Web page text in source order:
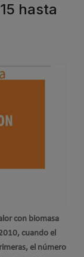
hasta
con biomasa
cuando el
el número